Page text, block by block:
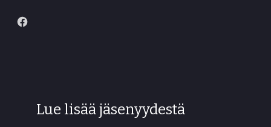
New
Lue lisää jäsenyydestä